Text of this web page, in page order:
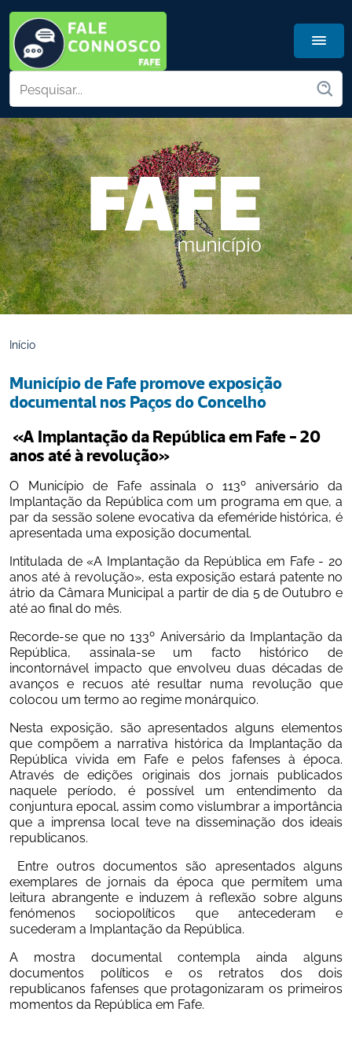
Início
Município de Fafe promove exposição
documental nos Paços do Concelho
anos até à revolução»
O Município de Fafe assinala o 113º aniversário da
Implantação da República com um programa em que, a
par da sessão solene evocativa da efeméride histórica, é
apresentada uma exposição documental.
Intitulada de «A Implantação da República em Fafe - 20
anos até à revolução», esta exposição estará patente no
átrio da Câmara Municipal a partir de dia 5 de Outubro e
até ao final do mês.
Recorde-se que no 133º Aniversário da Implantação da
República, assinala-se um facto histórico de
incontornável impacto que envolveu duas décadas de
avanços e recuos até resultar numa revolução que
colocou um termo ao regime monárquico.
Nesta exposição, são apresentados alguns elementos
que compõem a narrativa histórica da Implantação da
República vivida em Fafe e pelos fafenses à época.
Através de edições originais dos jornais publicados
naquele período, é possível um entendimento da
conjuntura epocal, assim como vislumbrar a importância
que a imprensa local teve na disseminação dos ideais
republicanos.
exemplares de jornais da época que permitem uma
leitura abrangente e induzem à reflexão sobre alguns
fenómenos sociopolíticos que antecederam e
sucederam a Implantação da República.
A mostra documental contempla ainda alguns
documentos políticos e os retratos dos dois
republicanos fafenses que protagonizaram os primeiros
momentos da República em Fafe.